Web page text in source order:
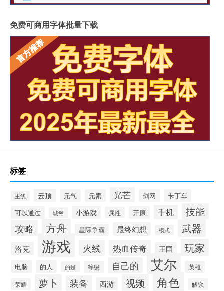
免费可商用字体批量下载
标签
主线 云顶 元气 元素 光芒 剑网
卡丁车
可以通过
城堡 小游戏 属性 开原 手机
技能
攻略
方舟 星际争霸 最终幻想 模式 武器
洛克 游戏 火线 热血传奇 王国 玩家
电脑 的人 的是 等级 自己的 艾尔 英雄
荣耀 萝卜 装备 西游 视频 角色 解锁